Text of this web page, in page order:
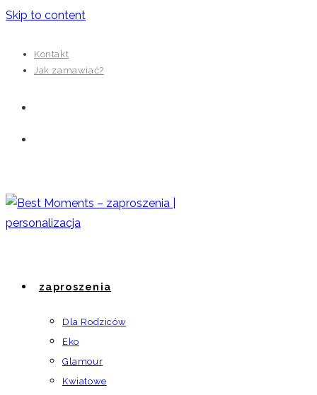
Skip to content
Kontakt
Jak zamawiać?
zaproszenia
Dla Rodziców
Eko
Glamour
Kwiatowe